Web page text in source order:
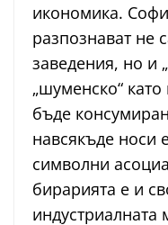
икономика.
разпознават не
заведения, но и
„шуменско“
бъде
навсякъде носи
символни
бирарията е и
индустриалната